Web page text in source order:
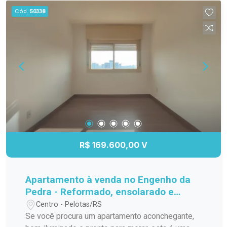
cobertura que reúne conforto, praticidade e
ambientes amplos em uma excelente localização
conhecer seu nome lar.
Cód. 50338
R$ 169.600,00 V
Apartamento à venda no Engenho da
Pedra - Reformado, ensolarado e
muito espaçoso!
Centro - Pelotas/RS
Se você procura um apartamento aconchegante,